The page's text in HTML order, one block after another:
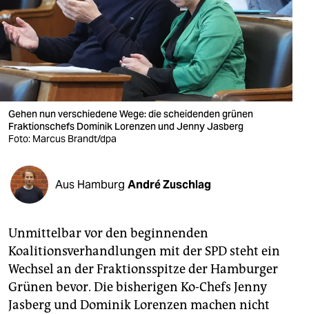
verlag
verlag
veranstaltungen
shop
fragen & hilfe
unterstützen
abo
genossenschaft
epaper login
Gehen nun verschiedene Wege: die scheidenden grünen
Fraktionschefs Dominik Lorenzen und Jenny Jasberg
Foto: Marcus Brandt/dpa
Aus Hamburg André Zuschlag
Unmittelbar vor den beginnenden
Koalitionsverhandlungen mit der SPD steht ein
Wechsel an der Fraktionsspitze der Hamburger
Grünen bevor. Die bisherigen Ko-Chefs Jenny
Jasberg und Dominik Lorenzen machen nicht